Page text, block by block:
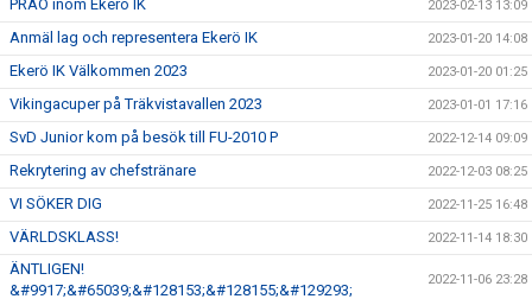
PRAO inom Ekerö IK 2023-02-13 13:09
Anmäl lag och representera Ekerö IK 2023-01-20 14:08
Ekerö IK Välkommen 2023 2023-01-20 01:25
Vikingacuper på Träkvistavallen 2023 2023-01-01 17:16
SvD Junior kom på besök till FU-2010 P 2022-12-14 09:09
Rekrytering av chefstränare 2022-12-03 08:25
VI SÖKER DIG 2022-11-25 16:48
VÄRLDSKLASS! 2022-11-14 18:30
ÄNTLIGEN!
&#9917;&#65039;&#128153;&#128155;&#129293;
2022-11-06 23:28